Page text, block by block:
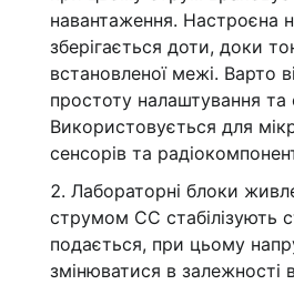
навантаження. Настроєна
зберігається доти, доки
встановленої межі. Варто
простоту налаштування та
Використовується для
сенсорів та
Лабораторні блоки
струмом CC стабілізують
подається, при цьому
змінюватися в залежності